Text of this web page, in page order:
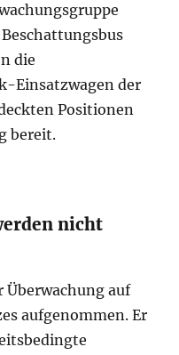
die
Einsatzwagen der
Positionen
bereit.
nicht
Überwachung auf
aufgenommen. Er